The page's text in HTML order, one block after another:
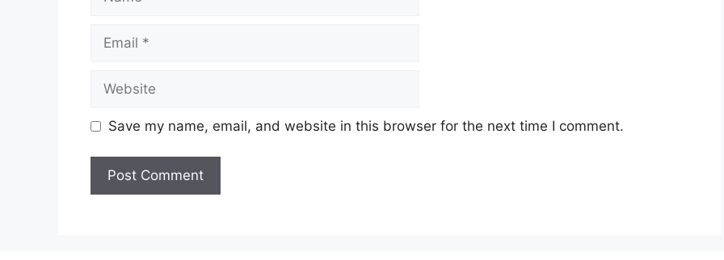
Save my name, email, and website in this browser for the next time I comment.